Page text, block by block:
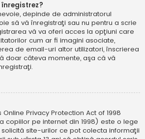
depinde de administratorul
să vă înregistraţi sau nu pentru a scrie
vă va oferi acces la opţiuni care
cum ar fi imagini asociate,
de email-uri altor utilizatori, înscrierea
doar câteva momente, aşa că vă
Online Privacy Protection Act of 1998
copiilor pe internet din 1998) este o lege
site-urilor ce pot colecta informaţii